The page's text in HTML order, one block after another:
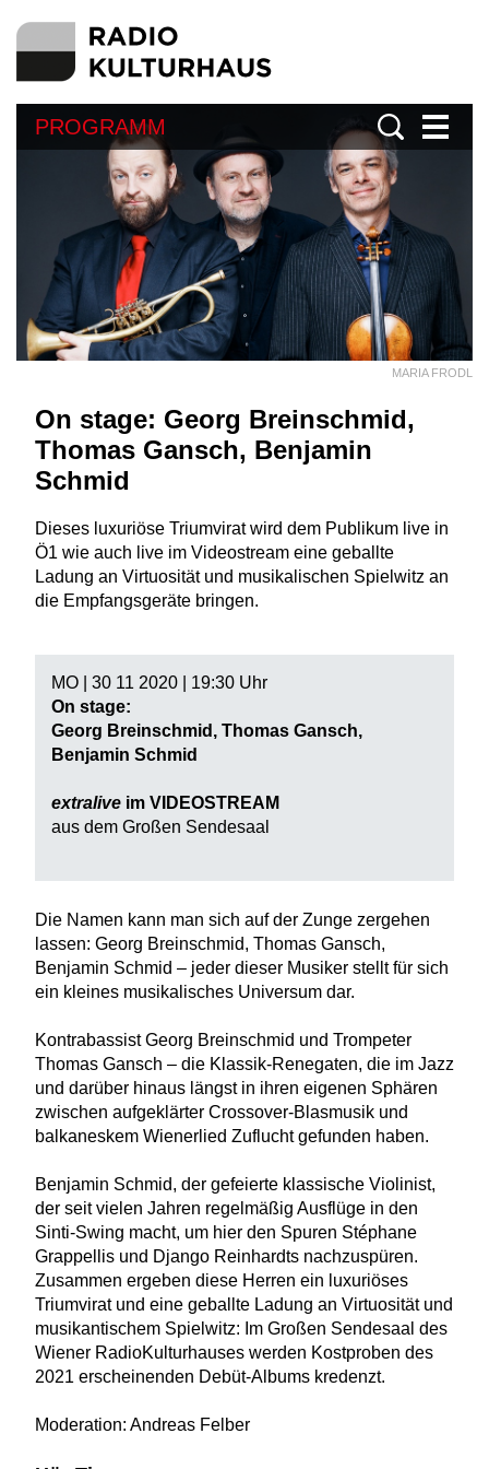
PROGRAMM
MARIA FRODL
On stage: Georg Breinschmid,
Thomas Gansch, Benjamin
Schmid
Dieses luxuriöse Triumvirat wird dem Publikum live in
Ö1 wie auch live im Videostream eine geballte
Ladung an Virtuosität und musikalischen Spielwitz an
die Empfangsgeräte bringen.
MO | 30 11 2020 | 19:30 Uhr
On stage:
Georg Breinschmid, Thomas Gansch,
Benjamin Schmid
extraliveim VIDEOSTREAM
aus dem Großen Sendesaal
Die Namen kann man sich auf der Zunge zergehen
lassen: Georg Breinschmid, Thomas Gansch,
Benjamin Schmid – jeder dieser Musiker stellt für sich
ein kleines musikalisches Universum dar.
Kontrabassist Georg Breinschmid und Trompeter
Thomas Gansch – die Klassik-Renegaten, die im Jazz
und darüber hinaus längst in ihren eigenen Sphären
zwischen aufgeklärter Crossover-Blasmusik und
balkaneskem Wienerlied Zuflucht gefunden haben.
Benjamin Schmid, der gefeierte klassische Violinist,
der seit vielen Jahren regelmäßig Ausflüge in den
Sinti-Swing macht, um hier den Spuren Stéphane
Grappellis und Django Reinhardts nachzuspüren.
Zusammen ergeben diese Herren ein luxuriöses
Triumvirat und eine geballte Ladung an Virtuosität und
musikantischem Spielwitz: Im Großen Sendesaal des
Wiener RadioKulturhauses werden Kostproben des
2021 erscheinenden Debüt-Albums kredenzt.
Moderation: Andreas Felber